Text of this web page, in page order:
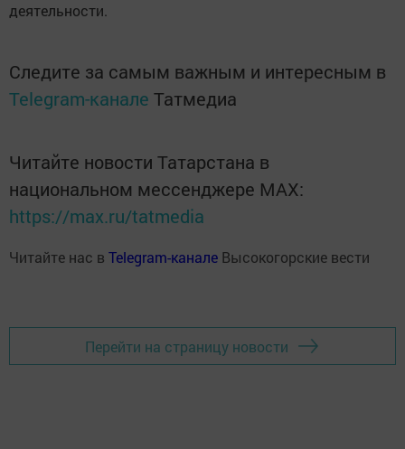
деятельности.
Следите за самым важным и интересным в
Telegram-канале Татмедиа
Читайте новости Татарстана в
национальном мессенджере MАХ:
https://max.ru/tatmedia
Читайте нас в Telegram-канале Высокогорские вести
Перейти на страницу новости